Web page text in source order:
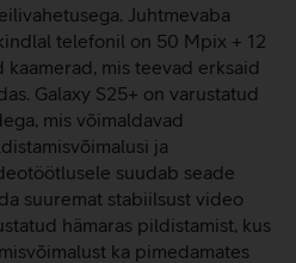
Juhtmevaba
telefonil on 50 Mpix + 12
mis teevad erksaid
Galaxy S25+ on varustatud
mis võimaldavad
ja
suudab seade
suuremat stabiilsust video
hämaras pildistamist, kus
ka pimedamates